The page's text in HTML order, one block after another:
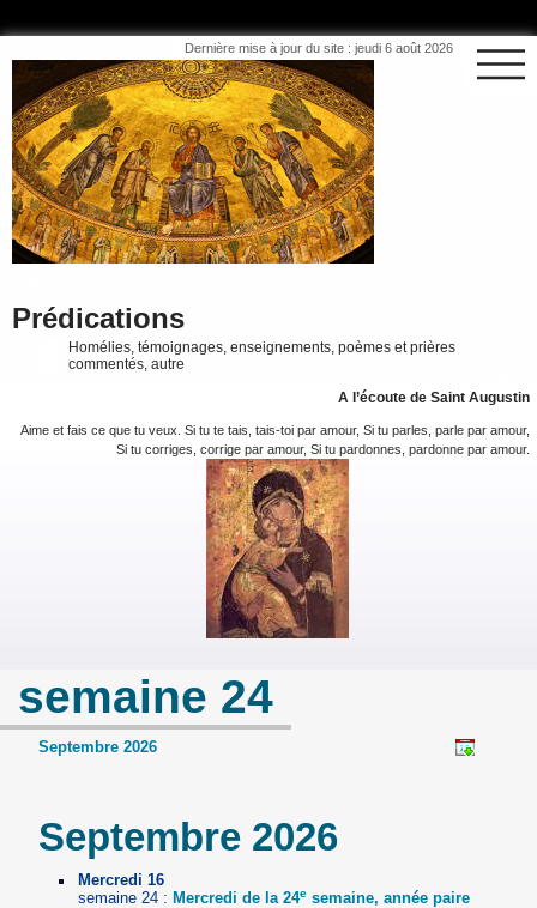
Dernière mise à jour du site : jeudi 6 août 2026
Prédications
Homélies, témoignages, enseignements, poèmes et prières
commentés, autre
A l’écoute de Saint Augustin
Aime et fais ce que tu veux. Si tu te tais, tais-toi par amour, Si tu parles, parle par amour,
Si tu corriges, corrige par amour, Si tu pardonnes, pardonne par amour.
semaine 24
Septembre 2026
Septembre 2026
Mercredi 16
semaine 24 : Mercredi de la 24esemaine, année paire